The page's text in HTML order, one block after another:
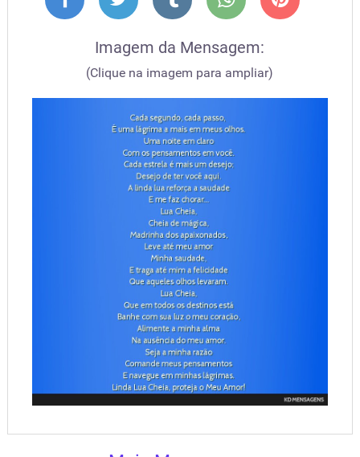
Imagem da Mensagem:
(Clique na imagem para ampliar)